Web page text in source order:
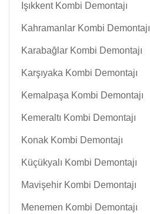
Işıkkent Kombi Demontajı
Kahramanlar Kombi Demontajı
Karabağlar Kombi Demontajı
Karşıyaka Kombi Demontajı
Kemalpaşa Kombi Demontajı
Kemeraltı Kombi Demontajı
Konak Kombi Demontajı
Küçükyalı Kombi Demontajı
Mavişehir Kombi Demontajı
Menemen Kombi Demontajı